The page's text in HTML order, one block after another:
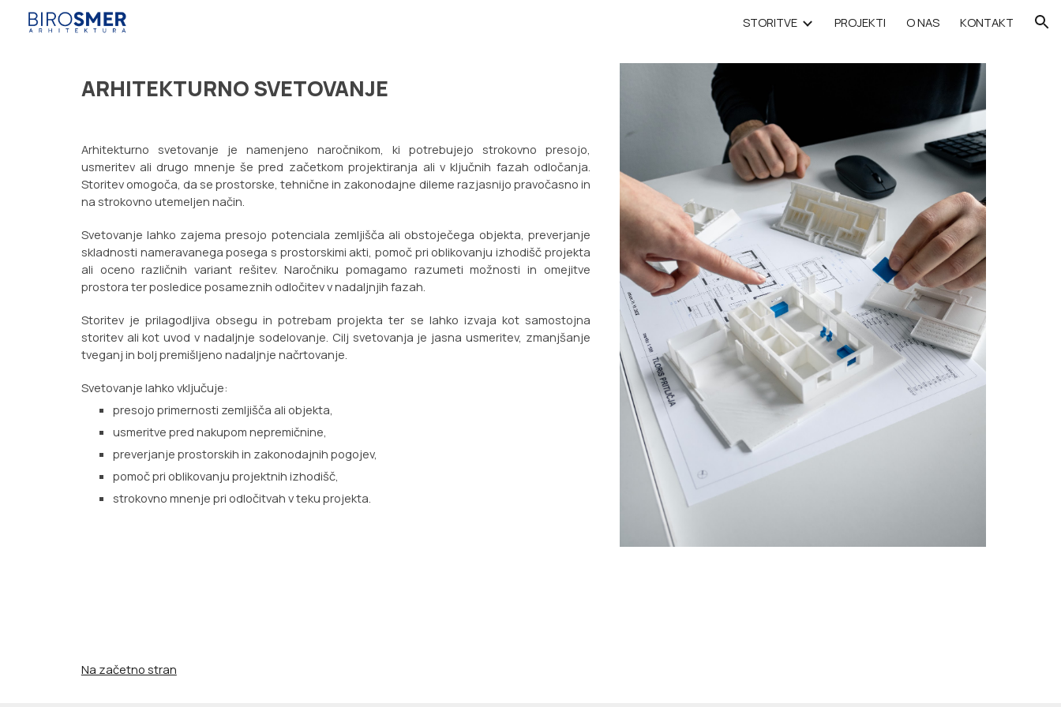
STORITVE PROJEKTI O NAS KONTAKT
ARHITEKTURNO SVETOVANJE
Arhitekturno svetovanje je namenjeno naročnikom, ki potrebujejo strokovno presojo,
usmeritev ali drugo mnenje še pred začetkom projektiranja ali v ključnih fazah odločanja.
Storitev omogoča, da se prostorske, tehnične in zakonodajne dileme razjasnijo pravočasno in
na strokovno utemeljen način.
Svetovanje lahko zajema presojo potenciala zemljišča ali obstoječega objekta, preverjanje
skladnosti nameravanega posega s prostorskimi akti, pomoč pri oblikovanju izhodišč projekta
ali oceno različnih variant rešitev. Naročniku pomagamo razumeti možnosti in omejitve
prostora ter posledice posameznih odločitev v nadaljnjih fazah.
Storitev je prilagodljiva obsegu in potrebam projekta ter se lahko izvaja kot samostojna
storitev ali kot uvod v nadaljnje sodelovanje. Cilj svetovanja je jasna usmeritev, zmanjšanje
tveganj in bolj premišljeno nadaljnje načrtovanje.
Svetovanje lahko vključuje:
presojo primernosti zemljišča ali objekta,
usmeritve pred nakupom nepremičnine,
preverjanje prostorskih in zakonodajnih pogojev,
pomoč pri oblikovanju projektnih izhodišč,
strokovno mnenje pri odločitvah v teku projekta.
Na začetno stran